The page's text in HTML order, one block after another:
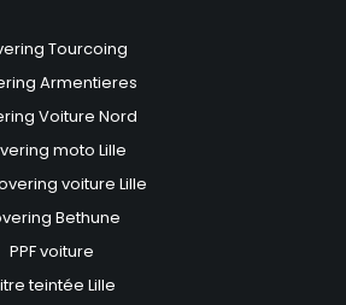
Tourcoing
Armentieres
Voiture Nord
moto Lille
voiture Lille
Bethune
PPF voiture
teintée Lille